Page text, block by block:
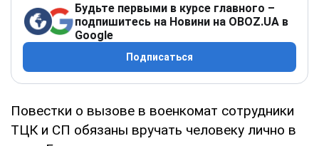
Будьте первыми в курсе главного –
подпишитесь на Новини на OBOZ.UA в
Google
Подписаться
Повестки о вызове в военкомат сотрудники
ТЦК и СП обязаны вручать человеку лично в